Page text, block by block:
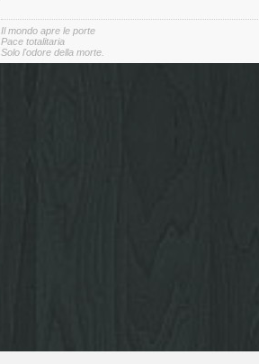
Il mondo apre le porte
Pace totalitaria
Solo l'odore della morte.